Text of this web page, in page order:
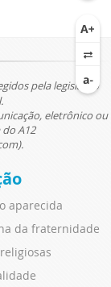
pela legislação
eletrônico ou
A12
aparecida
da fraternidade